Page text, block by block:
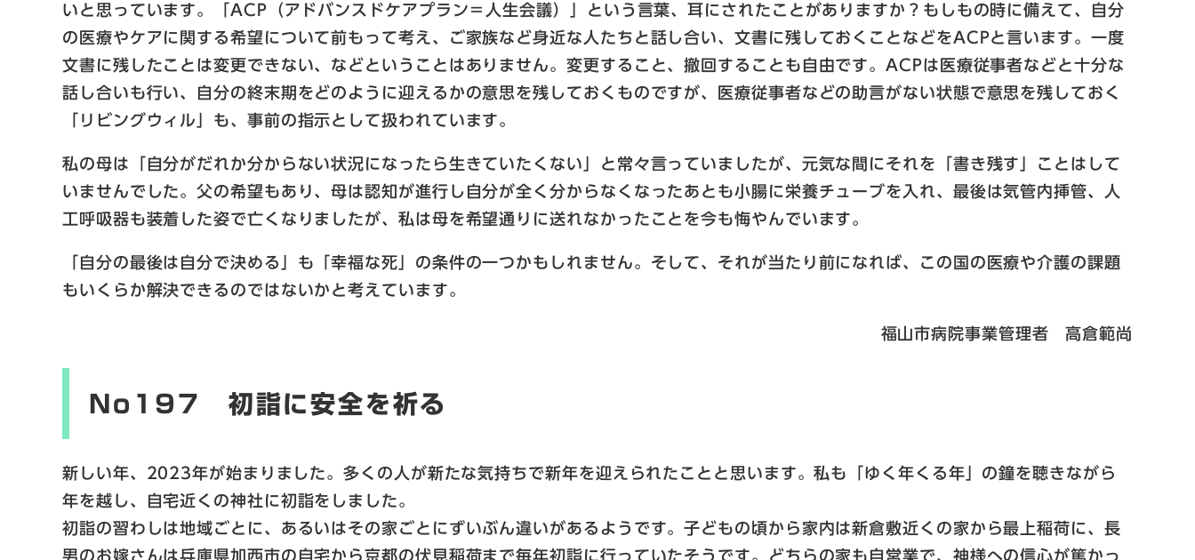
いと思っています。「ACP（アドバンスドケアプラン＝人生会議）」という言葉、耳にされたことがありますか？もしもの時に備えて、自分
の医療やケアに関する希望について前もって考え、ご家族など身近な人たちと話し合い、文書に残しておくことなどをACPと言います。一度
文書に残したことは変更できない、などということはありません。変更すること、撤回することも自由です。ACPは医療従事者などと十分な
話し合いも行い、自分の終末期をどのように迎えるかの意思を残しておくものですが、医療従事者などの助言がない状態で意思を残しておく
「リビングウィル」も、事前の指示として扱われています。
私の母は「自分がだれか分からない状況になったら生きていたくない」と常々言っていましたが、元気な間にそれを「書き残す」ことはして
いませんでした。父の希望もあり、母は認知が進行し自分が全く分からなくなったあとも小腸に栄養チューブを入れ、最後は気管内挿管、人
工呼吸器も装着した姿で亡くなりましたが、私は母を希望通りに送れなかったことを今も悔やんでいます。
「自分の最後は自分で決める」も「幸福な死」の条件の一つかもしれません。そして、それが当たり前になれば、この国の医療や介護の課題
もいくらか解決できるのではないかと考えています。
福山市病院事業管理者 高倉範尚
No197 初詣に安全を祈る
新しい年、2023年が始まりました。多くの人が新たな気持ちで新年を迎えられたことと思います。私も「ゆく年くる年」の鐘を聴きながら
年を越し、自宅近くの神社に初詣をしました。
初詣の習わしは地域ごとに、あるいはその家ごとにずいぶん違いがあるようです。子どもの頃から家内は新倉敷近くの家から最上稲荷に、長
男のお嫁さんは兵庫県加西市の自宅から京都の伏見稲荷まで毎年初詣に行っていたそうです。どちらの家も自営業で、神様への信心が篤かっ